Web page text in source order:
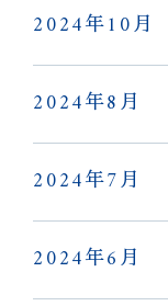
2024年10月
2024年8月
2024年7月
2024年6月